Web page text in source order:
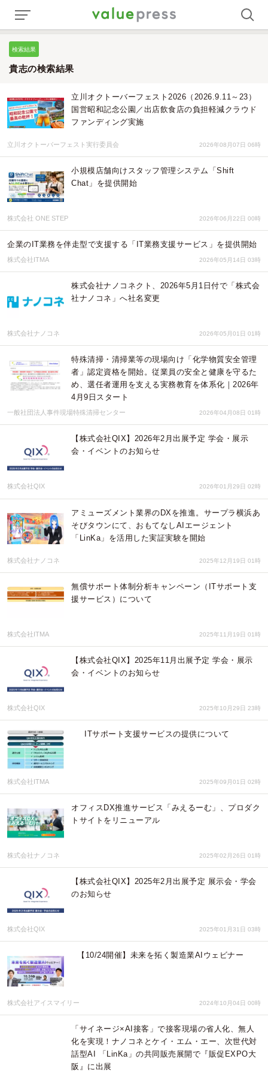
検索結果
貴志の検索結果
立川オクトーバーフェスト2026（2026.9.11～23）
国営昭和記念公園／出店飲食店の負担軽減クラウド
ファンディング実施
立川オクトーバーフェスト実行委員会 2026年08月07日 06時
小規模店舗向けスタッフ管理システム「Shift
Chat」を提供開始
株式会社 ONE STEP 2026年06月22日 00時
企業のIT業務を伴走型で支援する「IT業務支援サービス」を提供開始
株式会社ITMA 2026年05月14日 03時
株式会社ナノコネクト、2026年5月1日付で「株式会
社ナノコネ」へ社名変更
株式会社ナノコネ 2026年05月01日 01時
特殊清掃・清掃業等の現場向け「化学物質安全管理
者」認定資格を開始。従業員の安全と健康を守るた
め、選任者運用を支える実務教育を体系化｜2026年
4月9日スタート
一般社団法人事件現場特殊清掃センター 2026年04月08日 01時
【株式会社QIX】2026年2月出展予定 学会・展示
会・イベントのお知らせ
株式会社QIX 2026年01月29日 02時
アミューズメント業界のDXを推進。サープラ横浜あ
そびタウンにて、おもてなしAIエージェント
「LinKa」を活用した実証実験を開始
株式会社ナノコネ 2025年12月19日 01時
無償サポート体制分析キャンペーン（ITサポート支
援サービス）について
株式会社ITMA 2025年11月19日 01時
【株式会社QIX】2025年11月出展予定 学会・展示
会・イベントのお知らせ
株式会社QIX 2025年10月29日 23時
ITサポート支援サービスの提供について
株式会社ITMA 2025年09月01日 02時
オフィスDX推進サービス「みえるーむ」、プロダク
トサイトをリニューアル
株式会社ナノコネ 2025年02月26日 01時
【株式会社QIX】2025年2月出展予定 展示会・学会
のお知らせ
株式会社QIX 2025年01月31日 03時
【10/24開催】未来を拓く製造業AIウェビナー
株式会社アイスマイリー 2024年10月04日 00時
「サイネージ×AI接客」で接客現場の省人化、無人
化を実現！ナノコネとケイ・エム・エー、次世代対
話型AI 「LinKa」の共同販売展開で『販促EXPO大
阪』に出展